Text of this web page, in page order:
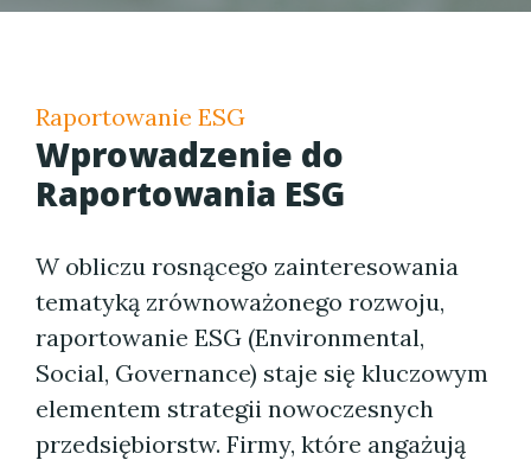
Raportowanie ESG
Wprowadzenie do
Raportowania ESG
W obliczu rosnącego zainteresowania
tematyką zrównoważonego rozwoju,
raportowanie ESG (Environmental,
Social, Governance) staje się kluczowym
elementem strategii nowoczesnych
przedsiębiorstw. Firmy, które angażują